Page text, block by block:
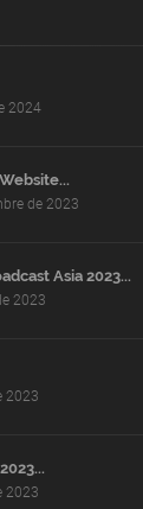
2024
de 2023
Asia 2023...
2023
2023
2023